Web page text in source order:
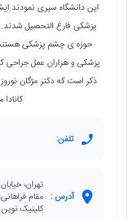
پزشکی فارغ التحصیل
پزشکی و هزاران عمل جراحی
ذکر است که دکتر مژگان
تلفن:
آدرس :
تهران،
کلینیک